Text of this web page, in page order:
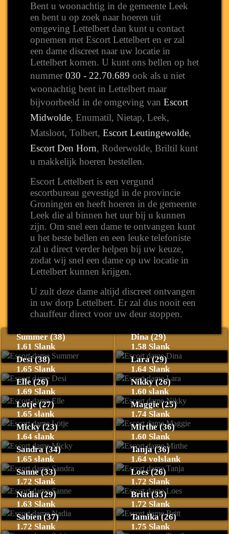
Bent u woonachtig in de gemeente Leek
en bent u op zoek naar hoeren uit
omgeving Lettelbert dan kunt u contact
opnemen met Escort Lettelbert en er zal
een dame discreet naar uw locatie in
Lettelbert komen. U kunt ons bellen op het
nummer 030 - 22.70.689 ook als u niet
woonachtig bent in Lettelbert maar
bijvoorbeeld in de omgeving van Escort
Midwolde, Enumatil, Nietap, Leek,
Matsloot, Tolbert, Escort Leutingewolde,
Escort Den Horn, Roderwolde, Briltil kunt
u makkelijk hoeren bestellen.
Escort Lettelbert is een vergund
escortbureau gevestigd in de provincie
Groningen en heeft hoeren in de gemeente
Leek die al binnen het uur bij u kunnen
zijn. Om snel een dame te ontvangen kunt
u het beste bellen en een leuke telefoniste
zal u direct verder helpen bij uw keuze,
zodat wij snel een dame op uw locatie in
Lettelbert kunnen krijgen.
U zult deze dame altijd discreet ontvangen
in uw dorp Lettelbert. Er zal dus nooit een
chauffeur direct voor uw deur stoppen.
Summer (38)
1.61 Slank
Dina (29)
1.58 Slank
Desi (38)
1.65 Slank
Lara (29)
1.64 Slank
Elle (26)
1.69 Slank
Nikky (26)
1.60 slank
Lotje (27)
1.65 slank
Maggie (25)
1.74 Slank
Micky (23)
1.64 slank
Mirthe (36)
1.60 Slank
Sandra (34)
1.65 slank
Tanja (36)
1.64 volslank
Sanne (33)
1.72 Slank
Loes (26)
1.72 Slank
Nadia (29)
1.63 Slank
Britt (35)
1.72 Slank
Sabien (37)
1.72 Slank
Tamika (26)
1.75 Slank